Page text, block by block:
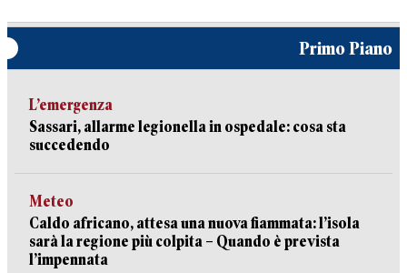
Primo Piano
L’emergenza
Sassari, allarme legionella in ospedale: cosa sta
succedendo
Meteo
Caldo africano, attesa una nuova fiammata: l’isola
sarà la regione più colpita – Quando è prevista
l’impennata